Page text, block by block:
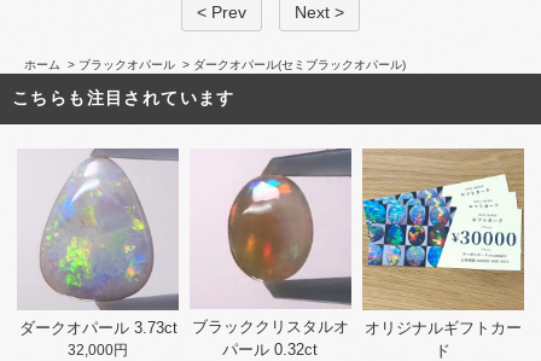
< Prev Next >
ホーム > ブラックオパール > ダークオパール(セミブラックオパール)
こちらも注目されています
ダークオパール 3.73ct
32,000円
ブラッククリスタルオ
パール 0.32ct
オリジナルギフトカー
ド